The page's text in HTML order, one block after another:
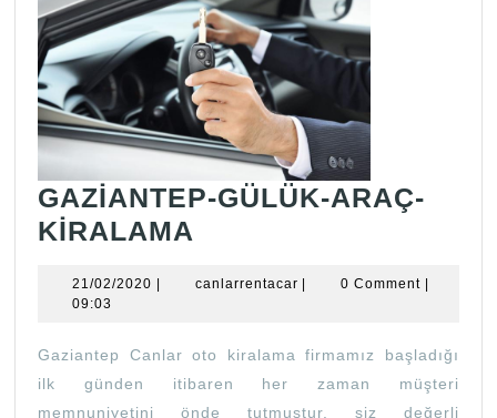
GAZİANTEP-GÜLÜK-ARAÇ-
KİRALAMA
ARAÇ-
21/02/2020 21/02/2020canlarrentacarcanlarrentacar
0 Comment
09:03
Gaziantep Canlar oto kiralama firmamız başladığı
ilk günden itibaren her zaman müşteri
memnuniyetini önde tutmuştur. siz değerli